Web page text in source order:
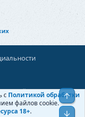
с Политикой обработки
файлов cookie.
18+.
Верх